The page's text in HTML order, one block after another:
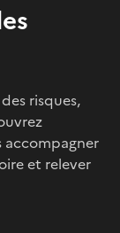
risques,
accompagner
et relever